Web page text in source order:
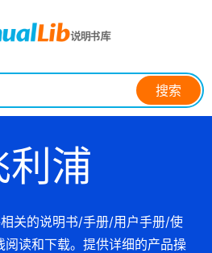
搜索
利浦
关的说明书/手册/用户手册/使
读和下载。提供详细的产品操